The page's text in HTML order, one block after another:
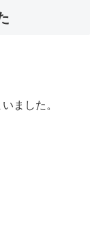
ました。